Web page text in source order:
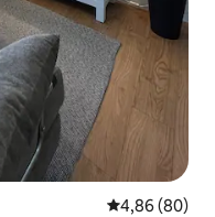
Средна
4,86 (80)